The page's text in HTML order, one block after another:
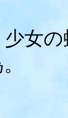
女